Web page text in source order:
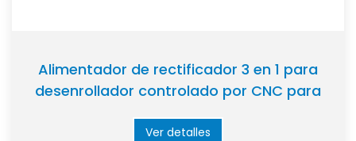
Alimentador de rectificador 3 en 1 para
desenrollador controlado por CNC para
Ver detalles